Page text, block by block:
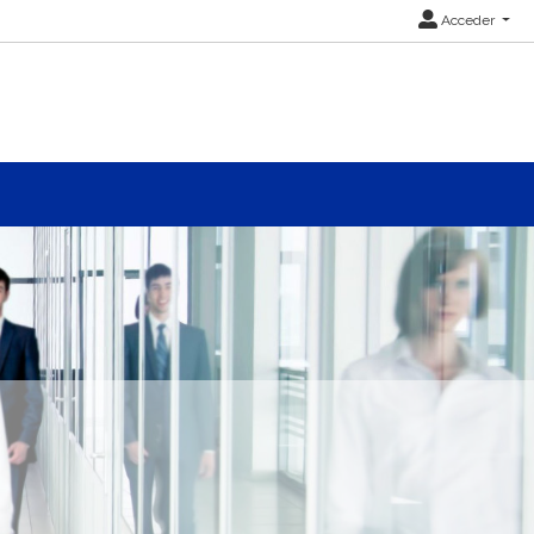
Acceder